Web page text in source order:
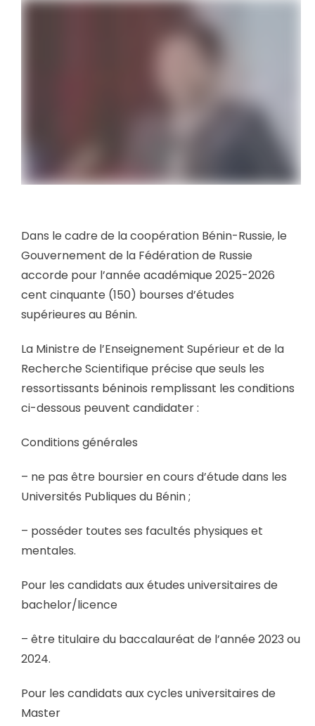
Dans le cadre de la coopération Bénin-Russie, le
Gouvernement de la Fédération de Russie
accorde pour l’année académique 2025-2026
cent cinquante (150) bourses d’études
supérieures au Bénin.
La Ministre de l’Enseignement Supérieur et de la
Recherche Scientifique précise que seuls les
ressortissants béninois remplissant les conditions
ci-dessous peuvent candidater :
Conditions générales
– ne pas être boursier en cours d’étude dans les
Universités Publiques du Bénin ;
– posséder toutes ses facultés physiques et
mentales.
Pour les candidats aux études universitaires de
bachelor/licence
– être titulaire du baccalauréat de l’année 2023 ou
2024.
Pour les candidats aux cycles universitaires de
Master